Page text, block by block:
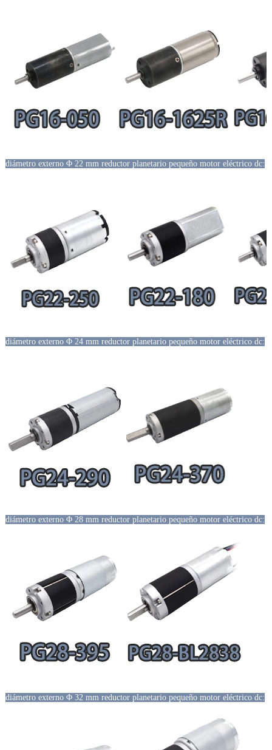
diámetro externo Φ 22 mm reductor planetario pequeño motor eléctrico dc:
diámetro externo Φ 24 mm reductor planetario pequeño motor eléctrico dc:
diámetro externo Φ 28 mm reductor planetario pequeño motor eléctrico dc:
diámetro externo Φ 32 mm reductor planetario pequeño motor eléctrico dc: